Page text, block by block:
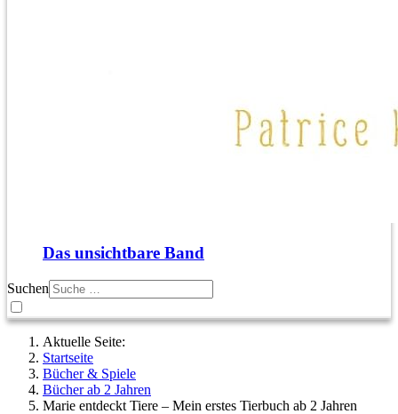
Das unsichtbare Band
Suchen
Aktuelle Seite:
Startseite
Bücher & Spiele
Bücher ab 2 Jahren
Marie entdeckt Tiere – Mein erstes Tierbuch ab 2 Jahren